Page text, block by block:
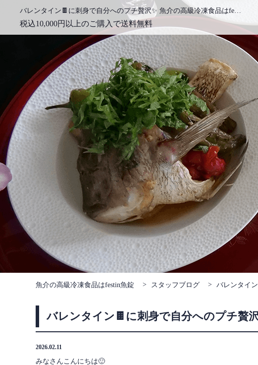
バレンタイン🍫に刺身で自分へのプチ贅沢✨ 魚介の高級冷凍食品はfestin魚錠
税込10,000円以上のご購入で送料無料
魚介の高級冷凍食品はfestin魚錠 スタッフブログ バレンタイ
バレンタイン🍫に刺身で自分へのプチ贅
2026.02.11
みなさんこんにちは🙂